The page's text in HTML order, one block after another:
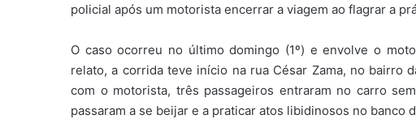
policial após um motorista encerrar a viagem ao flagrar a
O caso ocorreu no último domingo (1º) e envolve o
relato, a corrida teve início na rua César Zama, no bairro
com o motorista, três passageiros entraram no carro
passaram a se beijar e a praticar atos libidinosos no banco